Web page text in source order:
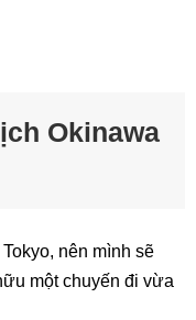
Okinawa
nên mình sẽ
một chuyến đi vừa